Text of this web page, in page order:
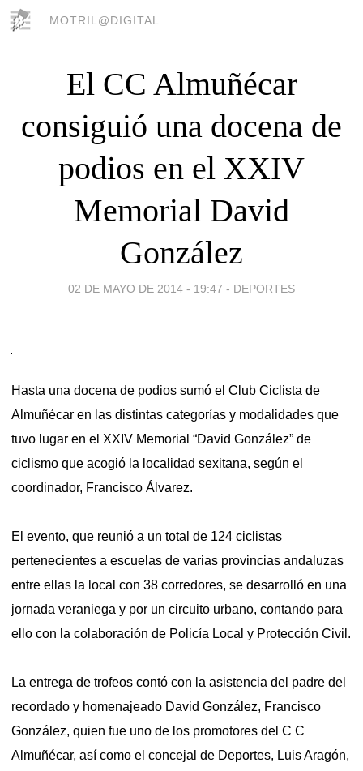
MOTRIL@DIGITAL
El CC Almuñécar
consiguió una docena de
podios en el XXIV
Memorial David
González
02 DE MAYO DE 2014 - 19:47 - DEPORTES
Hasta una docena de podios sumó el Club Ciclista de
Almuñécar en las distintas categorías y modalidades que
tuvo lugar en el XXIV Memorial “David González” de
ciclismo que acogió la localidad sexitana, según el
coordinador, Francisco Álvarez.
El evento, que reunió a un total de 124 ciclistas
pertenecientes a escuelas de varias provincias andaluzas
entre ellas la local con 38 corredores, se desarrolló en una
jornada veraniega y por un circuito urbano, contando para
ello con la colaboración de Policía Local y Protección Civil.
La entrega de trofeos contó con la asistencia del padre del
recordado y homenajeado David González, Francisco
González, quien fue uno de los promotores del C C
Almuñécar, así como el concejal de Deportes, Luis Aragón,